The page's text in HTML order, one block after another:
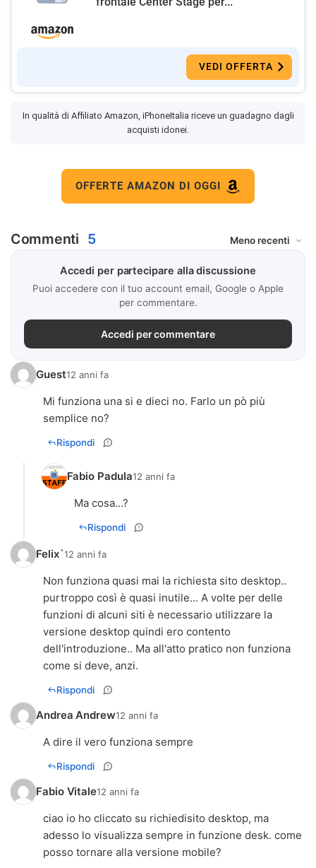
VEDI OFFERTA
In qualità di Affiliato Amazon, iPhoneItalia riceve un guadagno dagli
acquisti idonei.
OFFERTE AMAZON DI OGGI
Commenti 5
Accedi per partecipare alla discussione
Puoi accedere con il tuo account email, Google o Apple
per commentare.
Accedi per commentare
Guest12 anni fa
Mi funziona una si e dieci no. Farlo un pò più
semplice no?
Rispondi
Fabio Padula12 anni fa
Ma cosa...?
Rispondi
Felix`12 anni fa
Non funziona quasi mai la richiesta sito desktop..
purtroppo così è quasi inutile... A volte per delle
funzioni di alcuni siti è necessario utilizzare la
versione desktop quindi ero contento
dell'introduzione.. Ma all'atto pratico non funziona
come si deve, anzi.
Rispondi
Andrea Andrew12 anni fa
A dire il vero funziona sempre
Rispondi
Fabio Vitale12 anni fa
ciao io ho cliccato su richiedisito desktop, ma
adesso lo visualizza sempre in funzione desk. come
posso tornare alla versione mobile?